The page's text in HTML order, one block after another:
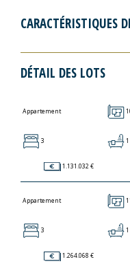
Fischbach Realtors &
+3524571301
CARACTÉRISTIQUES
DÉTAIL DES LOTS
Appartement
3 1
1.131.032 €
Appartement
3 1
1.264.068 €